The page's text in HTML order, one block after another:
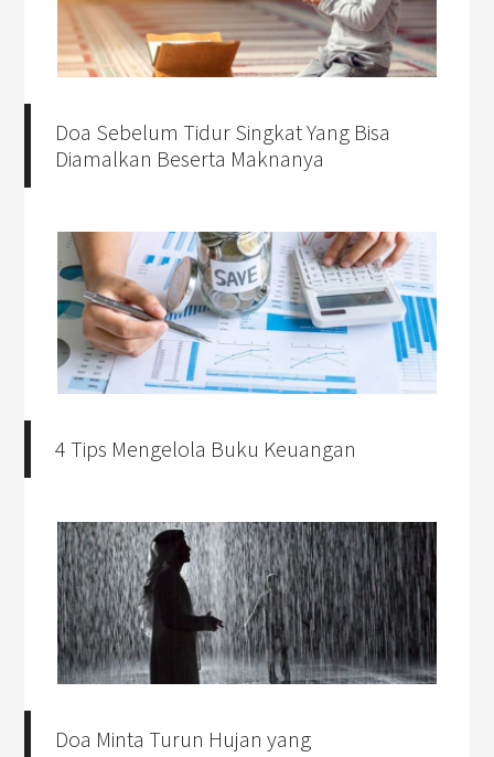
Doa Sebelum Tidur Singkat Yang Bisa
Diamalkan Beserta Maknanya
4 Tips Mengelola Buku Keuangan
Doa Minta Turun Hujan yang